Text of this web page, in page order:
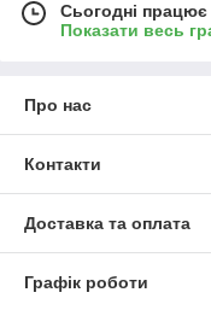
Сьогодні
Показати весь
Про нас
Контакти
Доставка та оплата
Графік роботи